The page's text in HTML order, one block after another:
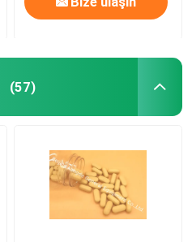
(57)